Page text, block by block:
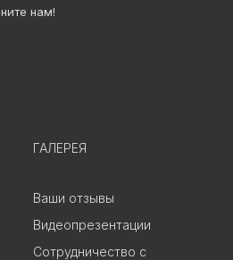
нам!
ГАЛЕРЕЯ
Ваши отзывы
Видеопрезентации
Сотрудничество с